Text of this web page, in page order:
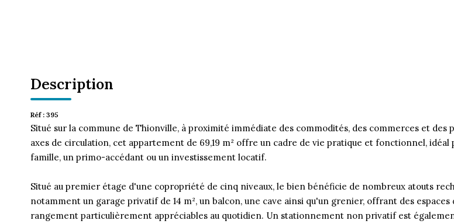
Description
Réf : 395
Situé sur la commune de Thionville, à proximité immédiate des commodités, des commerces et des
axes de circulation, cet appartement de 69,19 m² offre un cadre de vie pratique et fonctionnel, idéal
famille, un primo-accédant ou un investissement locatif.
Situé au premier étage d'une copropriété de cinq niveaux, le bien bénéficie de nombreux atouts
notamment un garage privatif de 14 m², un balcon, une cave ainsi qu'un grenier, offrant des espaces
rangement particulièrement appréciables au quotidien. Un stationnement non privatif est